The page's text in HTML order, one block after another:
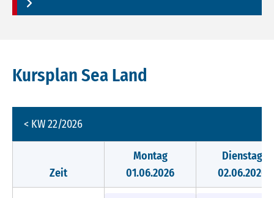
Kursplan Sea Land
< KW 22/2026
Zeit
Montag
01.06.2026
Dienstag
02.06.2026